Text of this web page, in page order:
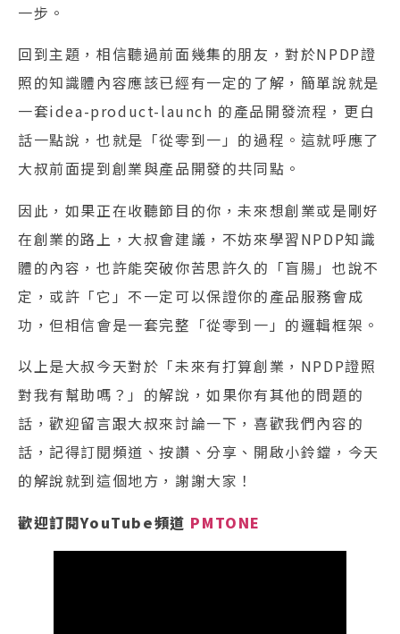
一步。
回到主題，相信聽過前面幾集的朋友，對於NPDP證
照的知識體內容應該已經有一定的了解，簡單說就是
一套idea-product-launch 的產品開發流程，更白
話一點說，也就是「從零到一」的過程。這就呼應了
大叔前面提到創業與產品開發的共同點。
因此，如果正在收聽節目的你，未來想創業或是剛好
在創業的路上，大叔會建議，不妨來學習NPDP知識
體的內容，也許能突破你苦思許久的「盲腸」也說不
定，或許「它」不一定可以保證你的產品服務會成
功，但相信會是一套完整「從零到一」的邏輯框架。
以上是大叔今天對於「未來有打算創業，NPDP證照
對我有幫助嗎？」的解說，如果你有其他的問題的
話，歡迎留言跟大叔來討論一下，喜歡我們內容的
話，記得訂閱頻道、按讚、分享、開啟小鈴鐺，今天
的解說就到這個地方，謝謝大家！
歡迎訂閱YouTube頻道 PMTONE